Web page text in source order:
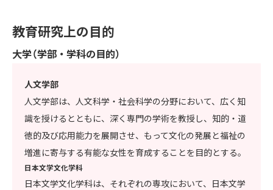
教育研究上の目的
大学（学部・学科の目的）
人文学部
人文学部は、人文科学・社会科学の分野において、広く知
識を授けるとともに、深く専門の学術を教授し、知的・道
徳的及び応用能力を展開させ、もって文化の発展と福祉の
増進に寄与する有能な女性を育成することを目的とする。
日本文学文化学科
日本文学文化学科は、それぞれの専攻において、日本文学